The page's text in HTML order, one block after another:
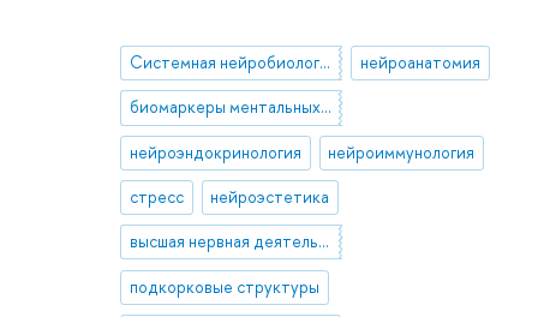
Системная нейробиология нейроанатомия
биомаркеры ментальных состояний
нейроэндокринология нейроиммунология
стресс нейроэстетика
высшая нервная деятельность
подкорковые структуры